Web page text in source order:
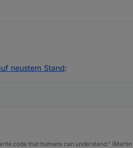
Oberfläche meldet man sich doch eh
habe ich so noch nicht gebraucht.
neustem Stand:
code that humans can understand."